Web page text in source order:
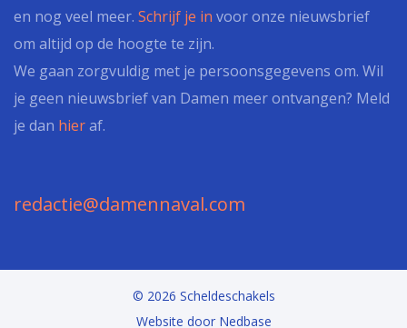
en nog veel meer. Schrijf je in voor onze nieuwsbrief
om altijd op de hoogte te zijn.
We gaan zorgvuldig met je persoonsgegevens om. Wil
je geen nieuwsbrief van Damen meer ontvangen? Meld
je dan hieraf.
redactie@damennaval.com
© 2026 Scheldeschakels
Website door Nedbase